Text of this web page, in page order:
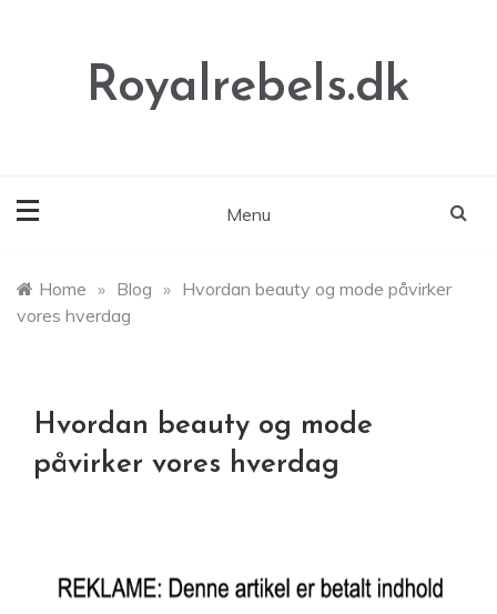
Royalrebels.dk
Menu
Home » Blog » Hvordan beauty og mode påvirker
vores hverdag
Hvordan beauty og mode
påvirker vores hverdag